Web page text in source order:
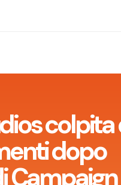
colpita
dopo
Campaign